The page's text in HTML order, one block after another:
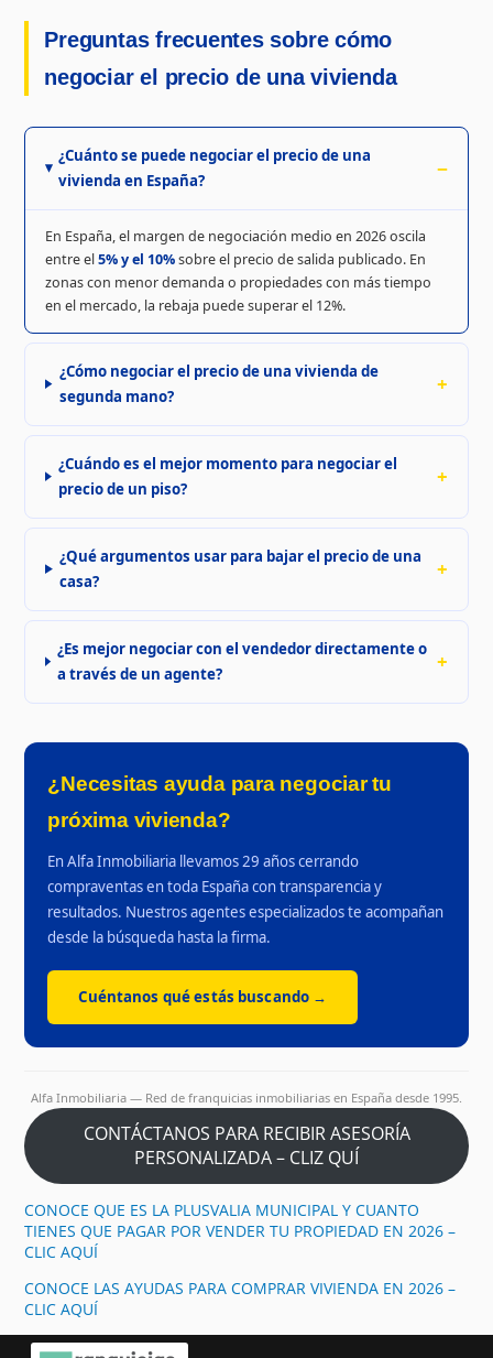
Preguntas frecuentes sobre cómo
negociar el precio de una vivienda
¿Cuánto se puede negociar el precio de una
vivienda en España?
En España, el margen de negociación medio en 2026 oscila
entre el5% y el 10%sobre el precio de salida publicado. En
zonas con menor demanda o propiedades con más tiempo
en el mercado, la rebaja puede superar el 12%.
¿Cómo negociar el precio de una vivienda de
segunda mano?
¿Cuándo es el mejor momento para negociar el
precio de un piso?
¿Qué argumentos usar para bajar el precio de una
casa?
¿Es mejor negociar con el vendedor directamente o
a través de un agente?
¿Necesitas ayuda para negociar tu
próxima vivienda?
En Alfa Inmobiliaria llevamos 29 años cerrando
compraventas en toda España con transparencia y
resultados. Nuestros agentes especializados te acompañan
desde la búsqueda hasta la firma.
Cuéntanos qué estás buscando →
Alfa Inmobiliaria — Red de franquicias inmobiliarias en España desde 1995.
CONTÁCTANOS PARA RECIBIR ASESORÍA
PERSONALIZADA – CLIZ QUÍ
CONOCE QUE ES LA PLUSVALIA MUNICIPAL Y CUANTO
TIENES QUE PAGAR POR VENDER TU PROPIEDAD EN 2026 –
CLIC AQUÍ
CONOCE LAS AYUDAS PARA COMPRAR VIVIENDA EN 2026 –
CLIC AQUÍ